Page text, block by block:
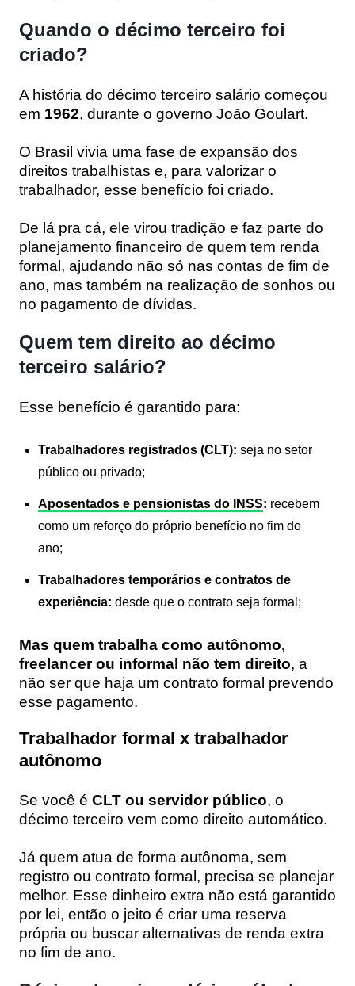
Quando o décimo terceiro foi
criado?
A história do décimo terceiro salário começou
em 1962, durante o governo João Goulart.
O Brasil vivia uma fase de expansão dos
direitos trabalhistas e, para valorizar o
trabalhador, esse benefício foi criado.
De lá pra cá, ele virou tradição e faz parte do
planejamento financeiro de quem tem renda
formal, ajudando não só nas contas de fim de
ano, mas também na realização de sonhos ou
no pagamento de dívidas.
Quem tem direito ao décimo
terceiro salário?
Esse benefício é garantido para:
Trabalhadores registrados (CLT): seja no setor
público ou privado;
Aposentados e pensionistas do INSS: recebem
como um reforço do próprio benefício no fim do
ano;
Trabalhadores temporários e contratos de
experiência: desde que o contrato seja formal;
Mas quem trabalha como autônomo,
freelancer ou informal não tem direito, a
não ser que haja um contrato formal prevendo
esse pagamento.
Trabalhador formal x trabalhador
autônomo
Se você é CLT ou servidor público, o
décimo terceiro vem como direito automático.
Já quem atua de forma autônoma, sem
registro ou contrato formal, precisa se planejar
melhor. Esse dinheiro extra não está garantido
por lei, então o jeito é criar uma reserva
própria ou buscar alternativas de renda extra
no fim de ano.